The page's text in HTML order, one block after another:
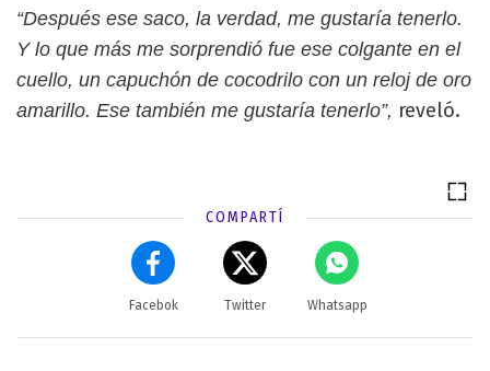
“Después ese saco, la verdad, me gustaría tenerlo.
Y lo que más me sorprendió fue ese colgante en el
cuello, un capuchón de cocodrilo con un reloj de oro
amarillo. Ese también me gustaría tenerlo”, reveló.
COMPARTÍ
Facebok Twitter Whatsapp